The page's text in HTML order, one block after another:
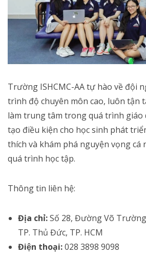
Trường ISHCMC-AA tự hào về đội
trình độ chuyên môn cao, luôn tận
làm trung tâm trong quá trình giáo
tạo điều kiện cho học sinh phát
thích và khám phá nguyện vọng cá
quá trình học tập.
Thông tin liên hệ:
Địa chỉ:Số 28, Đường Võ
TP. Thủ Đức, TP. HCM
Điện thoại:028 3898 9098